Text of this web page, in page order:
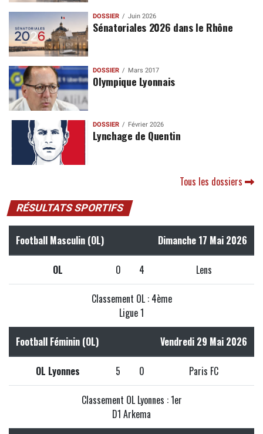
DOSSIER Juin 2026
Sénatoriales 2026 dans le Rhône
DOSSIER Mars 2017
Olympique Lyonnais
DOSSIER Février 2026
Lynchage de Quentin
Tous les dossiers
RÉSULTATS SPORTIFS
Football Masculin (OL) Dimanche 17 Mai 2026
OL 0 4 Lens
Classement OL : 4ème
Ligue 1
Football Féminin (OL) Vendredi 29 Mai 2026
OL Lyonnes 5 0 Paris FC
Classement OL Lyonnes : 1er
D1 Arkema